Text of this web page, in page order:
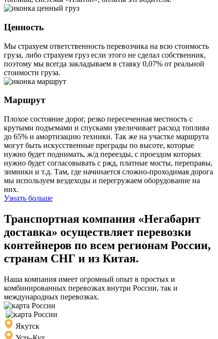
Ценность
Мы страхуем ответственность перевозчика на всю стоимость
груза, либо страхуем груз если этого не сделал собственник,
поэтому мы всегда закладываем в ставку 0,07% от реальной
стоимости груза.
Маршрут
Плохое состояние дорог, резко пересеченная местность с
крутыми подъемами и спусками увеличивает расход топлива
до 65% и амортизацию техники. Так же на участке маршрута
могут быть искусственные преграды по высоте, которые
нужно будет поднимать, ж/д переезды, с проездом которых
нужно будет согласовывать с ржд, платные мосты, переправы,
зимники и т.д. Там, где начинается сложно-проходимая дорога
мы используем вездеходы и перегружаем оборудование на
них.
Узнать больше
Транспортная компания «Негабарит
доставка» осуществляет перевозки
контейнеров по всем регионам России,
странам СНГ и из Китая.
Наша компания имеет огромный опыт в простых и
комбинированных перевозках внутри России, так и
международных перевозках.
Якутск